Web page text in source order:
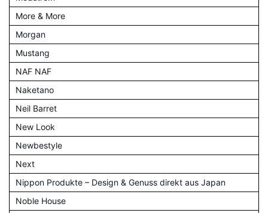
More & More
Morgan
Mustang
NAF NAF
Naketano
Neil Barret
New Look
Newbestyle
Next
Nippon Produkte – Design & Genuss direkt aus Japan
Noble House